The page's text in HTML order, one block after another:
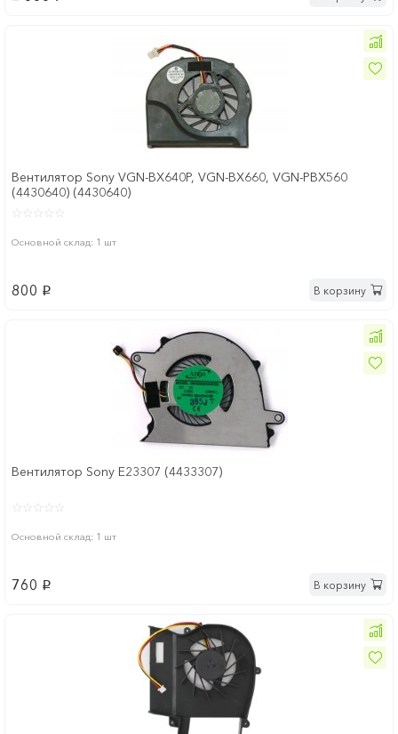
Вентилятор Sony VGN-BX640P, VGN-BX660, VGN-PBX560
(4430640) (4430640)
Основной склад: 1 шт
800 p В корзину
Вентилятор Sony E23307 (4433307)
Основной склад: 1 шт
760 p В корзину